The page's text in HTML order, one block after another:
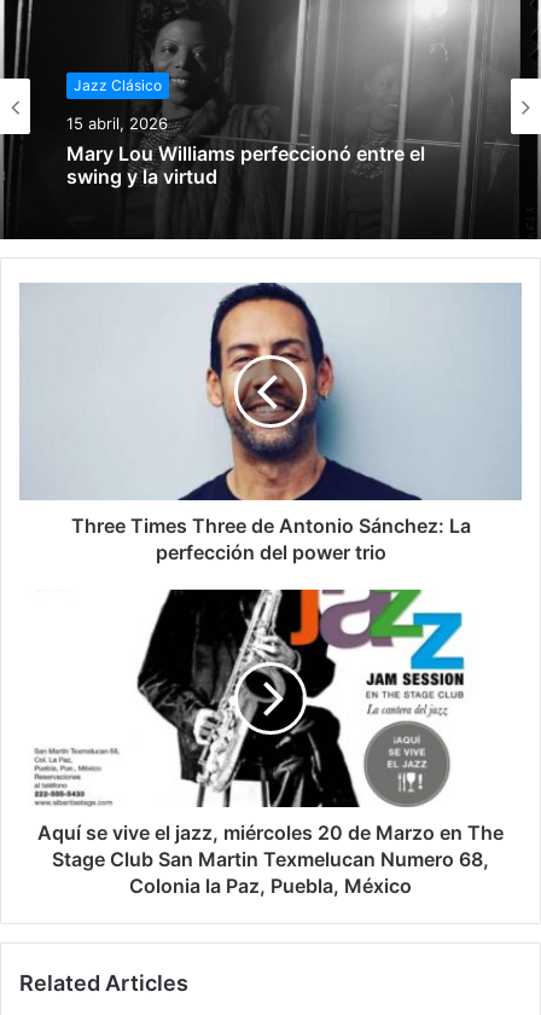
Jazz Clásico
15 abril, 2026
Mary Lou Williams perfeccionó entre el
Jazz Clásico
14 marzo, 2026
El swing y la Big Bands: Crear arte
arruinando un género
Three Times Three de Antonio Sánchez: La
perfección del power trio
Aquí se vive el jazz, miércoles 20 de Marzo en The
Stage Club San Martin Texmelucan Numero 68,
Colonia la Paz, Puebla, México
Related Articles